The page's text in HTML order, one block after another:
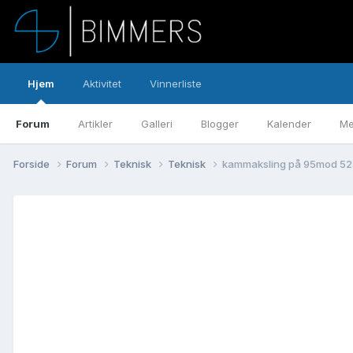
Hjem
Forum Artikler Galleri Blogger Kalender
Aktivitet Vinnerliste
Forside Forum Teknisk Teknisk kammaksling på 95mod